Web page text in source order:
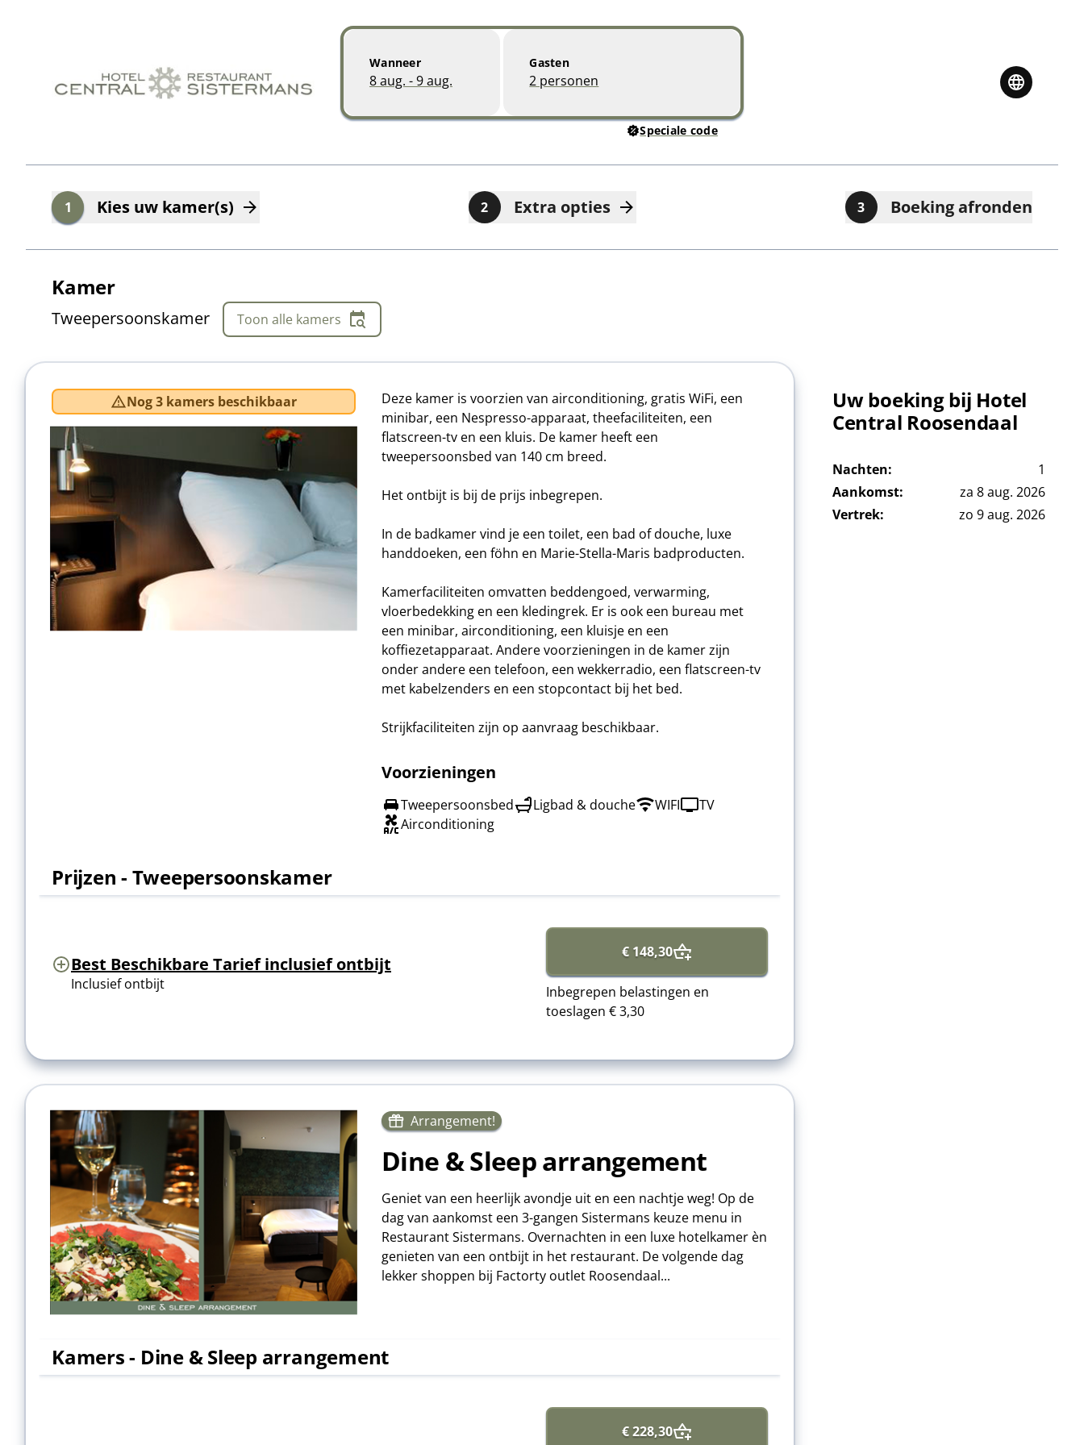
Wanneer
8 aug. - 9 aug.
Gasten
2 personen
Speciale code
1 Kies uw kamer(s) 2 Extra opties 3 Boeking afronden
Kamer
Tweepersoonskamer Toon alle kamers
Nog 3 kamers beschikbaar
Deze kamer is voorzien van airconditioning, gratis WiFi, een
minibar, een Nespresso-apparaat, theefaciliteiten, een
flatscreen-tv en een kluis. De kamer heeft een
tweepersoonsbed van 140 cm breed.
Het ontbijt is bij de prijs inbegrepen.
In de badkamer vind je een toilet, een bad of douche, luxe
handdoeken, een föhn en Marie-Stella-Maris badproducten.
Kamerfaciliteiten omvatten beddengoed, verwarming,
vloerbedekking en een kledingrek. Er is ook een bureau met
een minibar, airconditioning, een kluisje en een
koffiezetapparaat. Andere voorzieningen in de kamer zijn
onder andere een telefoon, een wekkerradio, een flatscreen-tv
met kabelzenders en een stopcontact bij het bed.
Strijkfaciliteiten zijn op aanvraag beschikbaar.
Voorzieningen
Tweepersoonsbed Ligbad & douche WIFI
TV
Airconditioning
Prijzen - Tweepersoonskamer
Best Beschikbare Tarief inclusief ontbijt
Inclusief ontbijt
€ 148,30
Inbegrepen belastingen en
toeslagen€ 3,30
Arrangement!
Dine & Sleep arrangement
Geniet van een heerlijk avondje uit en een nachtje weg! Op de
dag van aankomst een 3-gangen Sistermans keuze menu in
Restaurant Sistermans. Overnachten in een luxe hotelkamer èn
genieten van een ontbijt in het restaurant. De volgende dag
lekker shoppen bij Factorty outlet Roosendaal...
Kamers - Dine & Sleep arrangement
€ 228,30
Uw boeking bij Hotel
Central Roosendaal
Nachten:
1
Aankomst:
za 8 aug. 2026
Vertrek:
zo 9 aug. 2026